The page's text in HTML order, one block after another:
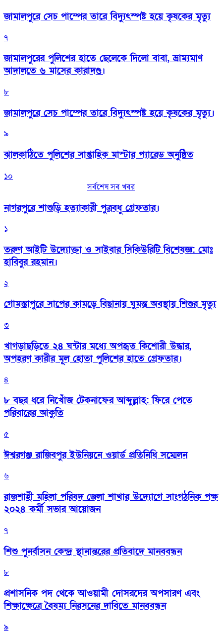
জামালপুরে সেচ পাম্পের তারে বিদ্যুৎস্পষ্ট হয়ে কৃষকের মৃত্যু
৭
জামালপুরের পুলিশের হাতে ছেলেকে দিলো বাবা, ভ্রাম্যমাণ
আদালতে ৬ মাসের কারাদণ্ড।
৮
জামালপুরে সেচ পাম্পের তারে বিদ্যুৎস্পষ্ট হয়ে কৃষকের মৃত্যু।
৯
‎ঝালকাঠিতে পুলিশের সাপ্তাহিক মাস্টার প্যারেড অনুষ্ঠিত
১০
সর্বশেষ সব খবর
নাগরপুরে শাশুড়ি হত্যাকারী পুত্রবধু গ্রেফতার।
১
তরুণ আইটি উদ্যোক্তা ও সাইবার সিকিউরিটি বিশেষজ্ঞ: মোঃ
হাবিবুর রহমান।
২
গোমস্তাপুরে সাপের কামড়ে বিছানায় ঘুমন্ত অবস্থায় শিশুর মৃত্যু
৩
খাগড়াছড়িতে ২৪ ঘন্টার মধ্যে অপহৃত কিশোরী উদ্ধার,
অপহরণ কারীর মূল হোতা পুলিশের হাতে গ্রেফতার।
৪
৮ বছর ধরে নিখোঁজ টেকনাফের আব্দুল্লাহ: ফিরে পেতে
পরিবারের আকুতি
৫
ঈশ্বরগঞ্জ রাজিবপুর ইউনিয়নে ওয়ার্ড প্রতিনিধি সম্মেলন
৬
রাজশাহী মহিলা পরিষদ জেলা শাখার উদ্যোগে সাংগঠনিক পক্ষ
২০২৪ কর্মী সভার আয়োজন
৭
শিশু পুনর্বাসন কেন্দ্র স্থানান্তরের প্রতিবাদে মানববন্ধন
৮
প্রশাসনিক পদ থেকে আওয়ামী দোসরদের অপসারণ এবং
শিক্ষাক্ষেত্রে বৈষম্য নিরসনের দাবিতে মানববন্ধন
৯